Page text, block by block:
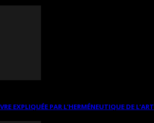
EXPLIQUÉE PAR L’HERMÉNEUTIQUE DE L’ART